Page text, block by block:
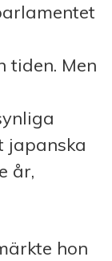
tiden. Men
japanska
år,
hon